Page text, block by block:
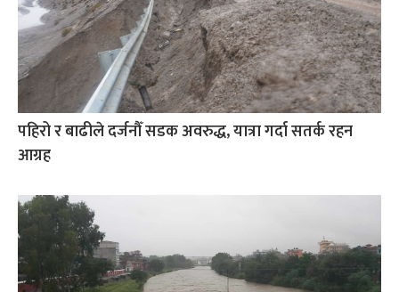
पहिरो र बाढीले दर्जनौँ सडक अवरुद्ध, यात्रा गर्दा सतर्क रहन
आग्रह